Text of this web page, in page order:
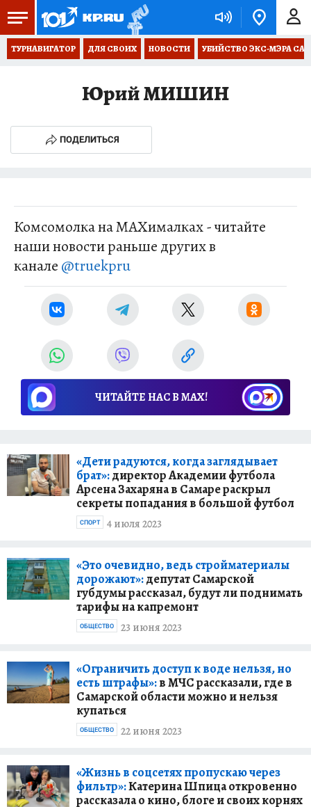
ТУРНАВИГАТОР ДЛЯ СВОИХ НОВОСТИ УБИЙСТВО ЭКС-МЭРА
Юрий МИШИН
ПОДЕЛИТЬСЯ
Комсомолка на MAXималках - читайте
наши новости раньше других в
канале @truekpru
ЧИТАЙТЕ НАС В МАХ!
«Дети радуются, когда заглядывает
брат»:директор Академии футбола
Арсена Захаряна в Самаре раскрыл
секреты попадания в большой футбол
4 июля 2023
СПОРТ
«Это очевидно, ведь стройматериалы
дорожают»:депутат Самарской
губдумы рассказал, будут ли поднимать
тарифы на капремонт
23 июня 2023
ОБЩЕСТВО
«Ограничить доступ к воде нельзя, но
есть штрафы»:в МЧС рассказали, где в
Самарской области можно и нельзя
купаться
22 июня 2023
ОБЩЕСТВО
«Жизнь в соцсетях пропускаю через
фильтр»:Катерина Шпица откровенно
рассказала о кино, блоге и своих корнях